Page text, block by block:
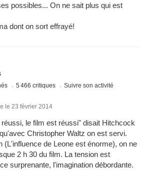
possibles... On ne sait plus qui est
dont on sort effrayé!
5 466 critiques Suivre son activité
le 23 février 2014
le film est réussi" disait Hitchcock
Christopher Waltz on est servi.
(L'influence de Leone est énorme), on ne
2 h 30 du film. La tension est
surprenante, l'imagination débordante.